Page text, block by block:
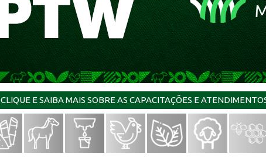
CLIQUE E SAIBA MAIS SOBRE AS CAPACITAÇÕES E